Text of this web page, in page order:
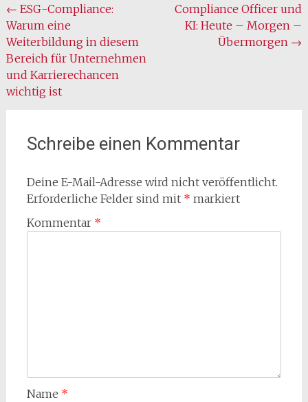
Beitragsnavigation
← ESG-Compliance:
Warum eine
Weiterbildung in diesem
Bereich für Unternehmen
und Karrierechancen
wichtig ist
Compliance Officer und
KI: Heute – Morgen –
Übermorgen →
Schreibe einen Kommentar
Deine E-Mail-Adresse wird nicht veröffentlicht.
Erforderliche Felder sind mit * markiert
Kommentar *
Name *